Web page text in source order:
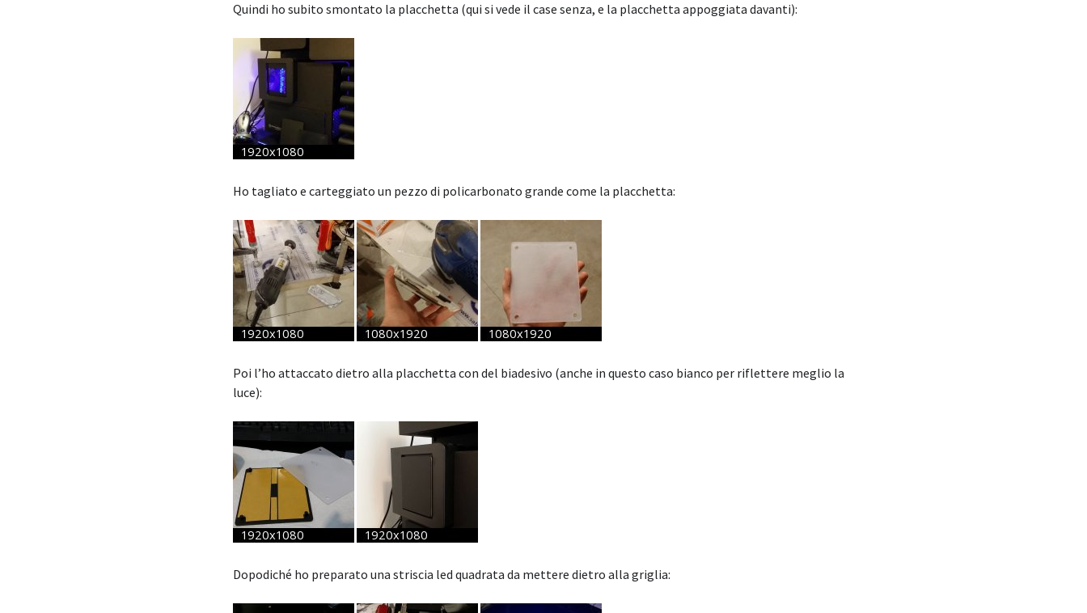
Quindi ho subito smontato la placchetta (qui si vede il case senza, e la placchetta appoggiata davanti):
Ho tagliato e carteggiato un pezzo di policarbonato grande come la placchetta:
Poi l’ho attaccato dietro alla placchetta con del biadesivo (anche in questo caso bianco per riflettere meglio la
luce):
Dopodiché ho preparato una striscia led quadrata da mettere dietro alla griglia: